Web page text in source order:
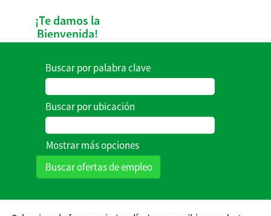
¡Te damos la
Bienvenida!
empresa en
constante
evolución,
regístrate y
cuéntanos acerca
de tus áreas de
recibir
Buscar por palabra clave
Buscar por ubicación
Mostrar más opciones